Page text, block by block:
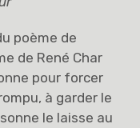
poème de
de René Char
pour forcer
à garder le
le laisse au